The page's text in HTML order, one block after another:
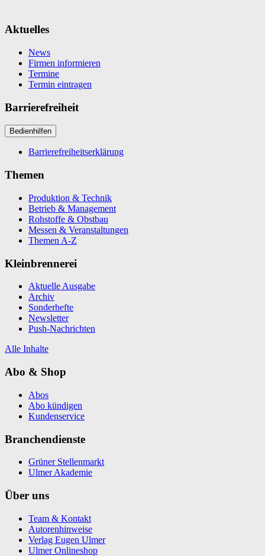
Aktuelles
News
Firmen informieren
Termine
Termin eintragen
Barrierefreiheit
Bedienhilfen
Barrierefreiheitserklärung
Themen
Produktion & Technik
Betrieb & Management
Rohstoffe & Obstbau
Messen & Veranstaltungen
Themen A-Z
Kleinbrennerei
Aktuelle Ausgabe
Archiv
Sonderhefte
Newsletter
Push-Nachrichten
Alle Inhalte
Abo & Shop
Abos
Abo kündigen
Kundenservice
Branchendienste
Grüner Stellenmarkt
Ulmer Akademie
Über uns
Team & Kontakt
Autorenhinweise
Verlag Eugen Ulmer
Ulmer Onlineshop